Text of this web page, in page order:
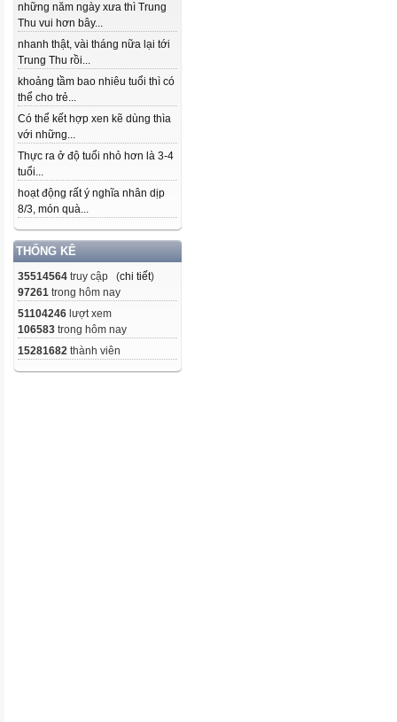
những năm ngày xưa thì Trung
Thu vui hơn bây...
nhanh thật, vài tháng nữa lại tới
Trung Thu rồi...
khoảng tầm bao nhiêu tuổi thì có
thể cho trẻ...
Có thể kết hợp xen kẽ dùng thìa
với những...
Thực ra ở độ tuổi nhỏ hơn là 3-4
tuổi...
hoạt động rất ý nghĩa nhân dịp
8/3, món quà...
THỐNG KÊ
35514564 truy cập (chi tiết)
97261 trong hôm nay
51104246 lượt xem
106583 trong hôm nay
15281682 thành viên